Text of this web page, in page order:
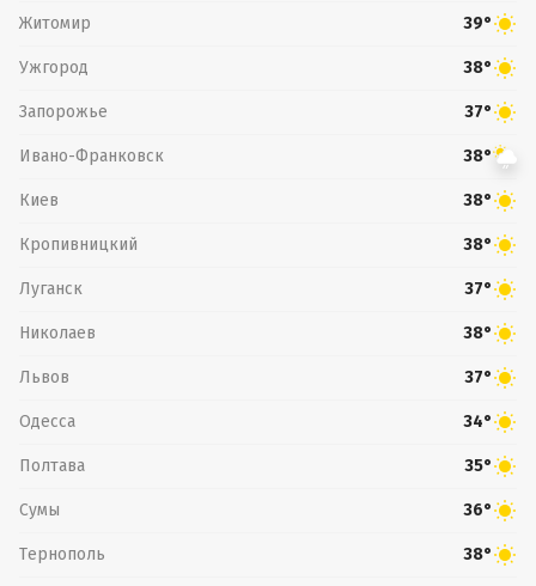
Житомир 39°
Ужгород 38°
Запорожье 37°
Ивано-Франковск 38°
Киев 38°
Кропивницкий 38°
Луганск 37°
Николаев 38°
Львов 37°
Одесса 34°
Полтава 35°
Сумы 36°
Тернополь 38°